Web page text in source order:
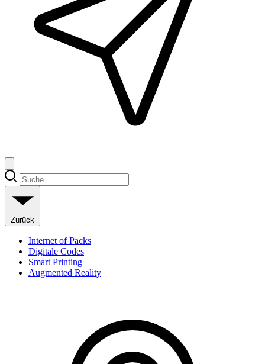
Zurück
Internet of Packs
Digitale Codes
Smart Printing
Augmented Reality